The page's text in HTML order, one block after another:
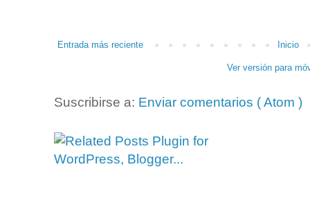
Entrada más reciente Inicio
Ver versión para
Suscribirse a: Enviar comentarios ( Atom )